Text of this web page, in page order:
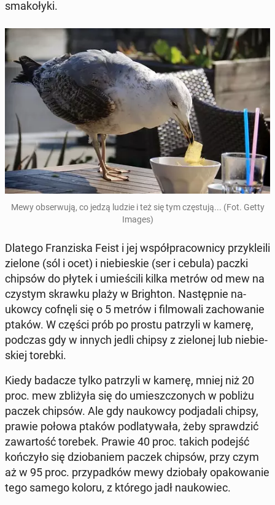
sma­ko­ły­ki.
Mewy ob­ser­wu­ją, co jedzą ludzie i też się tym czę­stu­ją... (Fot. Getty
Images)
Dlatego Fran­zi­ska Feist i jej współ­pra­cow­ni­cy przy­kle­ili
zielone (sól i ocet) i nie­bie­skie (ser i cebula) paczki
chipsów do płytek i umie­ści­li kilka metrów od mew na
czystym skrawku plaży w Bri­gh­ton. Na­stęp­nie na­
ukow­cy cofnęli się o 5 metrów i fil­mo­wa­li za­cho­wa­nie
ptaków. W części prób po prostu pa­trzy­li w kamerę,
podczas gdy w innych jedli chipsy z zie­lo­nej lub nie­bie­
skiej torebki.
Kiedy badacze tylko pa­trzy­li w kamerę, mniej niż 20
proc. mew zbli­ży­ła się do umiesz­czo­nych w pobliżu
paczek chipsów. Ale gdy na­ukow­cy pod­ja­da­li chipsy,
prawie połowa ptaków pod­la­ty­wa­ła, żeby spraw­dzić
za­war­tość torebek. Prawie 40 proc. takich podejść
koń­czy­ło się dzio­ba­niem paczek chipsów, przy czym
aż w 95 proc. przy­pad­ków mewy dzio­ba­ły opa­ko­wa­nie
tego samego koloru, z którego jadł na­uko­wiec.